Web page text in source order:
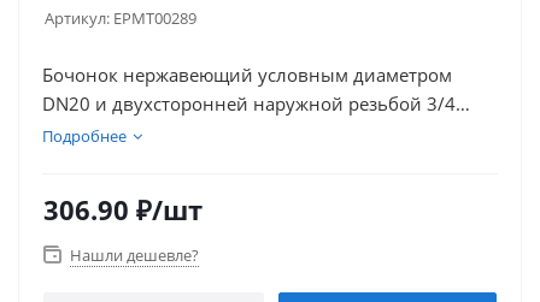
Артикул: EPMT00289
Бочонок нержавеющий условным диаметром
DN20 и двухсторонней наружной резьбой 3/4
дюйма соединяет между собой различные
Широко используется в пищевой и медицинской
промышленности, строительной отрасли и
Подробнее
306.90 ₽/шт
Нашли дешевле?